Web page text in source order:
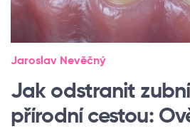
Jaroslav Nevěčný
Jak odstranit
přírodní cestou: